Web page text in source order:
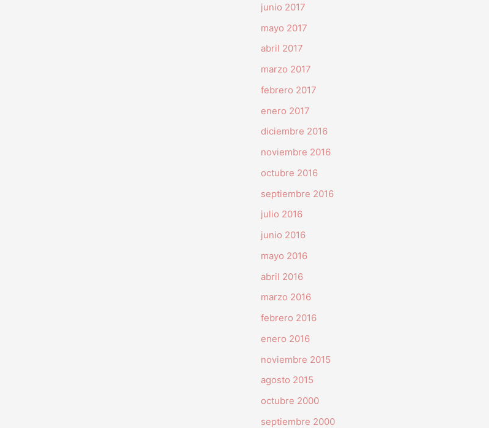
junio 2017
mayo 2017
abril 2017
marzo 2017
febrero 2017
enero 2017
diciembre 2016
noviembre 2016
octubre 2016
septiembre 2016
julio 2016
junio 2016
mayo 2016
abril 2016
marzo 2016
febrero 2016
enero 2016
noviembre 2015
agosto 2015
octubre 2000
septiembre 2000